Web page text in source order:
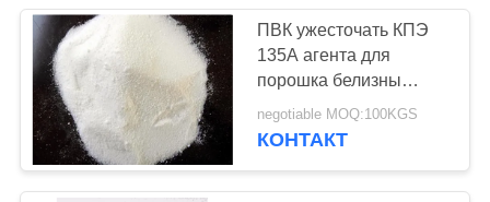
СВЯЖИТЕСЬ
МЫ
СПРОСИТЕ
ЦИТАТУ
Зерна PVC
составные
112
ПВК ужесточать КПЭ
135А агента для
порошка белизны
смесей профиля ПВК
деревянного
negotiable MOQ:100KGS
КОНТАКТ